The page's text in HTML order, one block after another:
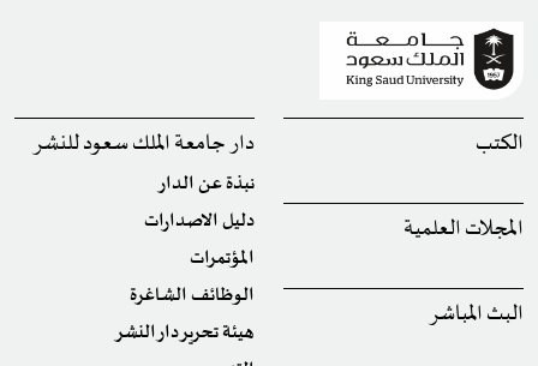
الكتب
المجلات العلمية
البث المباشر
دار جامعة الملك سعود للنشر
نبذة عن الدار
دليل الاصدارات
المؤتمرات
الوظائف الشاغرة
هيئة تحرير دار النشر